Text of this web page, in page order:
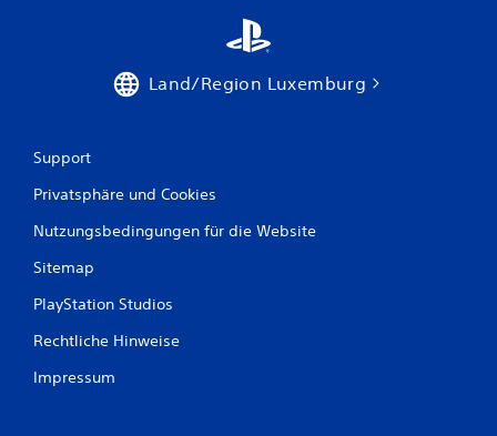
Land/Region Luxemburg
Support
Privatsphäre und Cookies
Nutzungsbedingungen für die Website
Sitemap
PlayStation Studios
Rechtliche Hinweise
Impressum